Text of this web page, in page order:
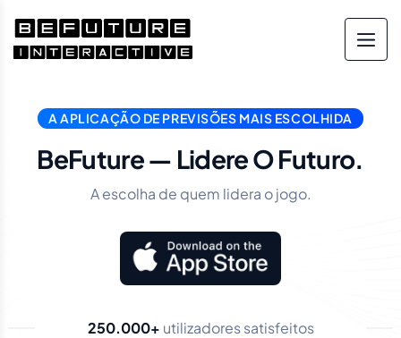
A APLICAÇÃO DE PREVISÕES MAIS ESCOLHIDA
BeFuture — Lidere O Futuro.
A escolha de quem lidera o jogo.
250.000+ utilizadores satisfeitos